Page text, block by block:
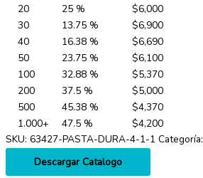
20
25 % $6,000
30
13.75 % $6,900
40
16.38 % $6,690
50
23.75 % $6,100
100
32.88 % $5,370
200
37.5 % $5,000
500
45.38 % $4,370
1.000+
47.5 % $4,200
SKU: 63427-PASTA-DURA-4-1-1 Categoría:
Descargar Catalogo